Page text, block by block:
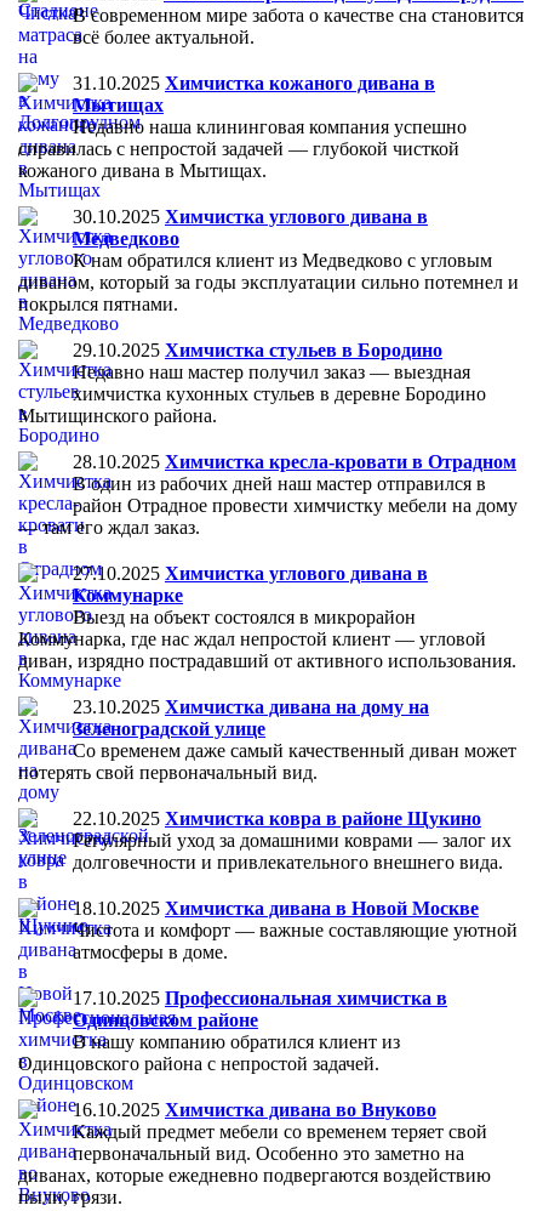
В современном мире забота о качестве сна становится
всё более актуальной.
31.10.2025 Химчистка кожаного дивана в
Мытищах
Недавно наша клининговая компания успешно
справилась с непростой задачей — глубокой чисткой
кожаного дивана в Мытищах.
30.10.2025 Химчистка углового дивана в
Медведково
К нам обратился клиент из Медведково с угловым
диваном, который за годы эксплуатации сильно потемнел и
покрылся пятнами.
29.10.2025 Химчистка стульев в Бородино
Недавно наш мастер получил заказ — выездная
химчистка кухонных стульев в деревне Бородино
Мытищинского района.
28.10.2025 Химчистка кресла-кровати в Отрадном
В один из рабочих дней наш мастер отправился в
район Отрадное провести химчистку мебели на дому
— там его ждал заказ.
27.10.2025 Химчистка углового дивана в
Коммунарке
Выезд на объект состоялся в микрорайон
Коммунарка, где нас ждал непростой клиент — угловой
диван, изрядно пострадавший от активного использования.
23.10.2025 Химчистка дивана на дому на
Зеленоградской улице
Со временем даже самый качественный диван может
потерять свой первоначальный вид.
22.10.2025 Химчистка ковра в районе Щукино
Регулярный уход за домашними коврами — залог их
долговечности и привлекательного внешнего вида.
18.10.2025 Химчистка дивана в Новой Москве
Чистота и комфорт — важные составляющие уютной
атмосферы в доме.
17.10.2025 Профессиональная химчистка в
Одинцовском районе
В нашу компанию обратился клиент из
Одинцовского района с непростой задачей.
16.10.2025 Химчистка дивана во Внуково
Каждый предмет мебели со временем теряет свой
первоначальный вид. Особенно это заметно на
диванах, которые ежедневно подвергаются воздействию
пыли, грязи.